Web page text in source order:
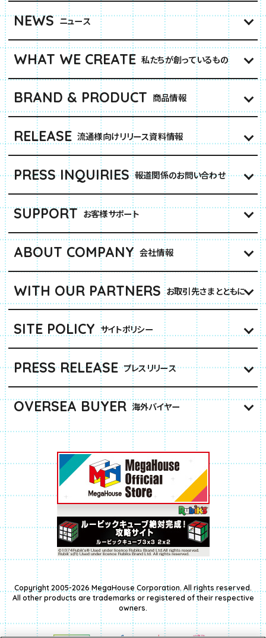
NEWS ニュース
WHAT WE CREATE 私たちが創っているもの
BRAND & PRODUCT 商品情報
RELEASE 流通様向けリリース資料情報
PRESS INQUIRIES 報道関係のお問い合わせ
SUPPORT お客様サポート
ABOUT COMPANY 会社情報
WITH OUR PARTNERS お取引先さまとともに
SITE POLICY サイトポリシー
PRESS RELEASE プレスリリース
OVERSEA BUYER 海外バイヤー
Copyright 2005-2026 MegaHouse Corporation. All rights reserved.
All other products are trademarks or registered of their respective
owners.